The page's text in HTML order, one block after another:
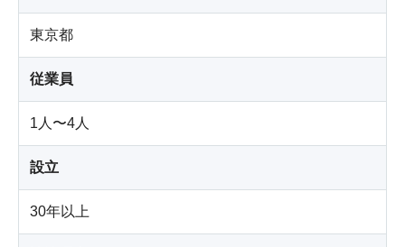
東京都
従業員
1人〜4人
設立
30年以上